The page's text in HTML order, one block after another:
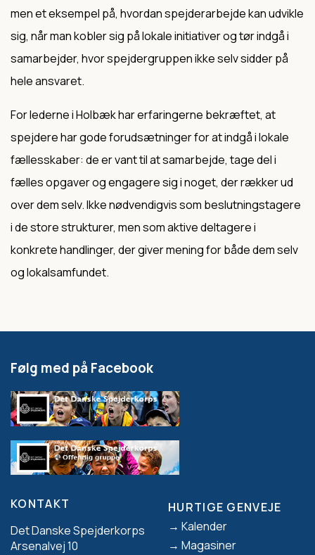
men et eksempel på, hvordan spejderarbejde kan udvikle
sig, når man kobler sig på lokale initiativer og tør indgå i
samarbejder, hvor spejdergruppen ikke selv sidder på
hele ansvaret.
For lederne i Holbæk har erfaringerne bekræftet, at
spejdere har gode forudsætninger for at indgå i lokale
fællesskaber: de er vant til at samarbejde, tage del i
fælles opgaver og engagere sig i noget, der rækker ud
over dem selv. Ikke nødvendigvis som beslutningstagere
i de store strukturer, men som aktive deltagere i
konkrete handlinger, der giver mening for både dem selv
og lokalsamfundet.
Følg med på Facebook
KONTAKT
Det Danske Spejderkorps
Arsenalvej 10
Footer
HURTIGE GENVEJE
Kalender
Magasiner